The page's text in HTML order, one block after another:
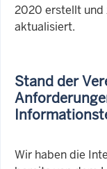
2020 erstellt und
aktualisiert.
Stand der
Wir haben die